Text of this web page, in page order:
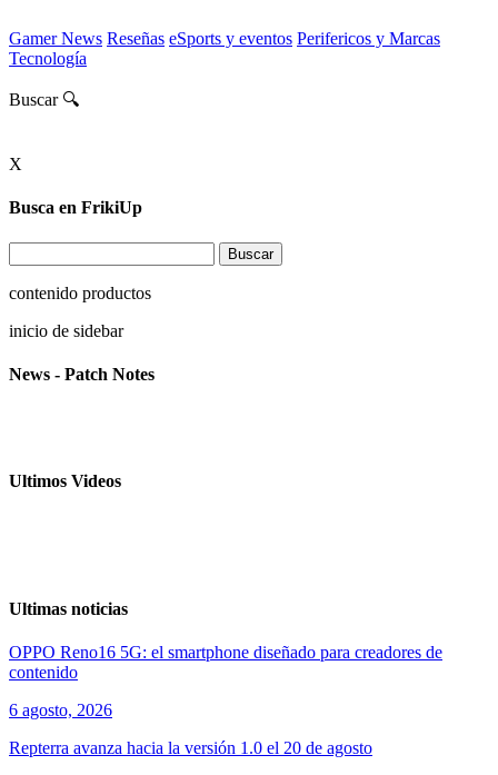
Gamer News Reseñas eSports y eventos Perifericos y Marcas
Tecnología
Buscar 🔍
X
Busca en FrikiUp
contenido productos
inicio de sidebar
News - Patch Notes
Ultimos Videos
Ultimas noticias
OPPO Reno16 5G: el smartphone diseñado para creadores de
contenido
6 agosto, 2026
Repterra avanza hacia la versión 1.0 el 20 de agosto